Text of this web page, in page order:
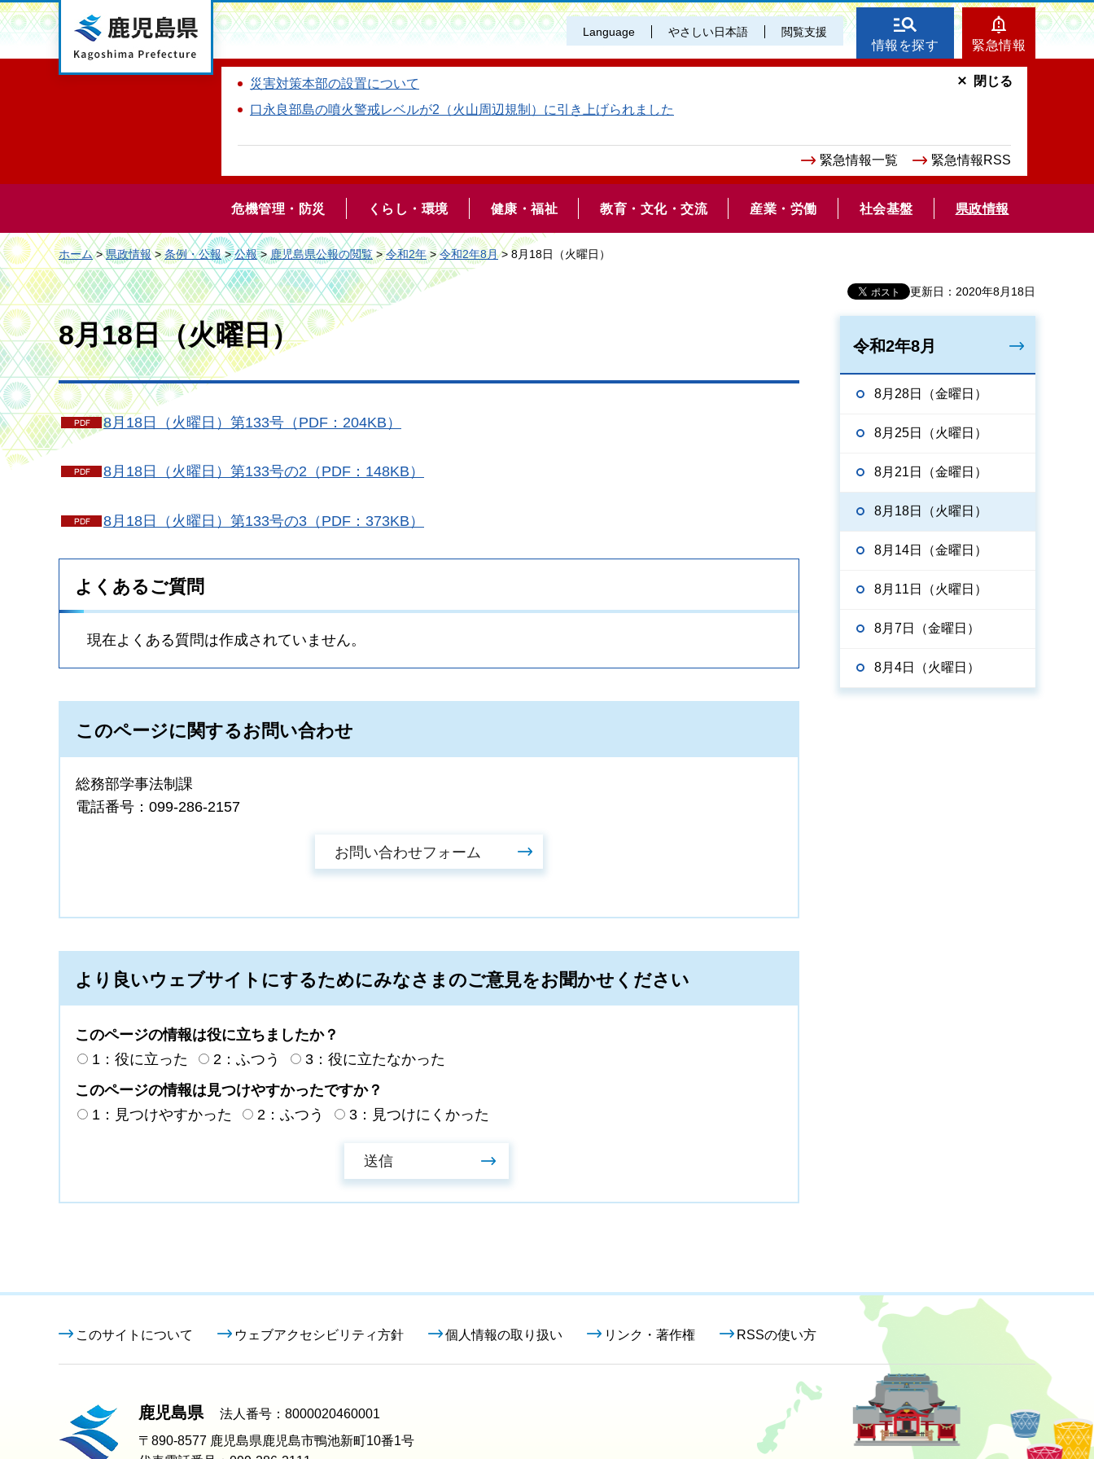
鹿児島県 Language やさしい日本語 閲覧支援
情報を探す 緊急情報
災害対策本部の設置について
口永良部島の噴火警戒レベルが2（火山周辺規制）に引き上げられました
緊急情報一覧 緊急情報RSS
閉じる
危機管理・防災 くらし・環境 健康・福祉 教育・文化・交流 産業・労働 社会基盤 県政情報
ホーム>県政情報>条例・公報>公報>鹿児島県公報の閲覧>令和2年>令和2年8月> 8月18日（火曜日）
更新日：2020年8月18日
8月18日（火曜日）
8月18日（火曜日）第133号（PDF：204KB）
8月18日（火曜日）第133号の2（PDF：148KB）
8月18日（火曜日）第133号の3（PDF：373KB）
よくあるご質問
現在よくある質問は作成されていません。
このページに関するお問い合わせ
総務部学事法制課
電話番号：099-286-2157
より良いウェブサイトにするためにみなさまのご意見をお聞かせください
このページの情報は役に立ちましたか？
1：役に立った
2：ふつう
3：役に立たなかった
このページの情報は見つけやすかったですか？
1：見つけやすかった
2：ふつう 3：見つけにくかった
令和2年8月
8月28日（金曜日）
8月25日（火曜日）
8月21日（金曜日）
8月18日（火曜日）
8月14日（金曜日）
8月11日（火曜日）
8月7日（金曜日）
8月4日（火曜日）
このサイトについて ウェブアクセシビリティ方針 個人情報の取り扱い リンク・著作権 RSSの使い方
鹿児島県
法人番号：8000020460001
〒890-8577 鹿児島県鹿児島市鴨池新町10番1号